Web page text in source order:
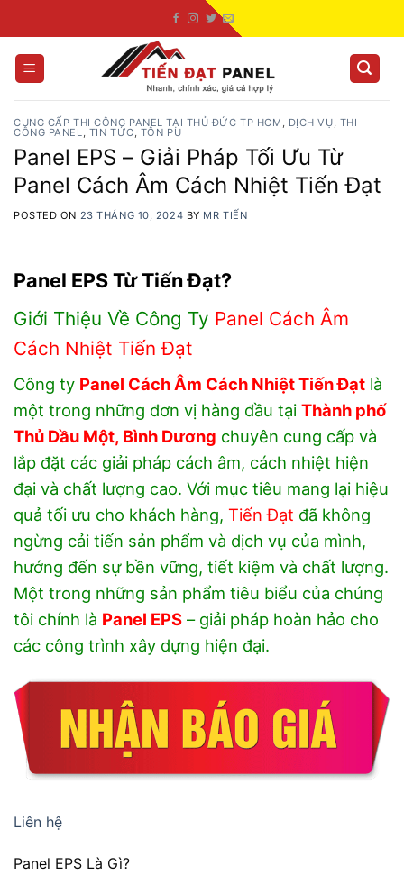
to
content
CUNG CẤP THI CÔNG PANEL TẠI THỦ ĐỨC TP HCM , DỊCH VỤ, THI
CÔNG PANEL, TIN TỨC, TÔN PU
Panel EPS – Giải Pháp Tối Ưu Từ
Panel Cách Âm Cách Nhiệt Tiến Đạt
POSTED ON 23 THÁNG 10, 2024 BY MR TIẾN
Panel EPS Từ Tiến Đạt?
Giới Thiệu Về Công Ty Panel Cách Âm
Cách Nhiệt Tiến Đạt
Công ty Panel Cách Âm Cách Nhiệt Tiến Đạt là
một trong những đơn vị hàng đầu tại Thành phố
Thủ Dầu Một, Bình Dương chuyên cung cấp và
lắp đặt các giải pháp cách âm, cách nhiệt hiện
đại và chất lượng cao. Với mục tiêu mang lại hiệu
quả tối ưu cho khách hàng, Tiến Đạt đã không
ngừng cải tiến sản phẩm và dịch vụ của mình,
hướng đến sự bền vững, tiết kiệm và chất lượng.
Một trong những sản phẩm tiêu biểu của chúng
tôi chính là Panel EPS – giải pháp hoàn hảo cho
các công trình xây dựng hiện đại.
Liên hệ
Panel EPS Là Gì?